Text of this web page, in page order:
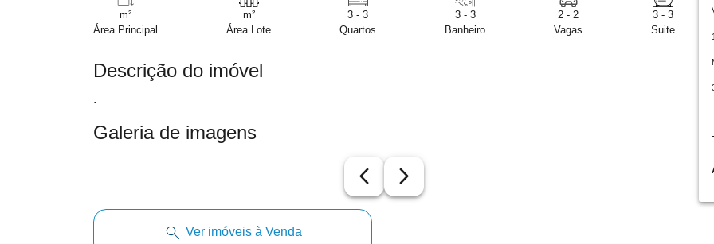
m²
Área Principal
m²
Área Lote
3 - 3
Quartos
3 - 3
Banheiro
2 - 2
Vagas
3 - 3
Suite
Descrição do imóvel
.
Galeria de imagens
arrow_back_ios_new arrow_forward_ios
Ver imóveis à Venda